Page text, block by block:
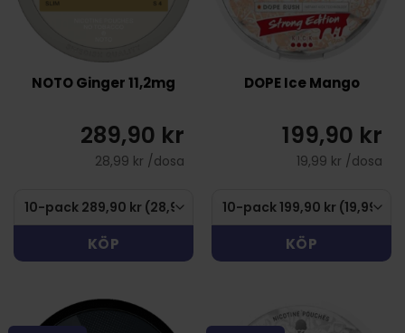
NOTO Ginger 11,2mg
289,90 kr
28,99 kr /dosa
KÖP
DOPE Ice Mango
199,90 kr
19,99 kr /dosa
KÖP